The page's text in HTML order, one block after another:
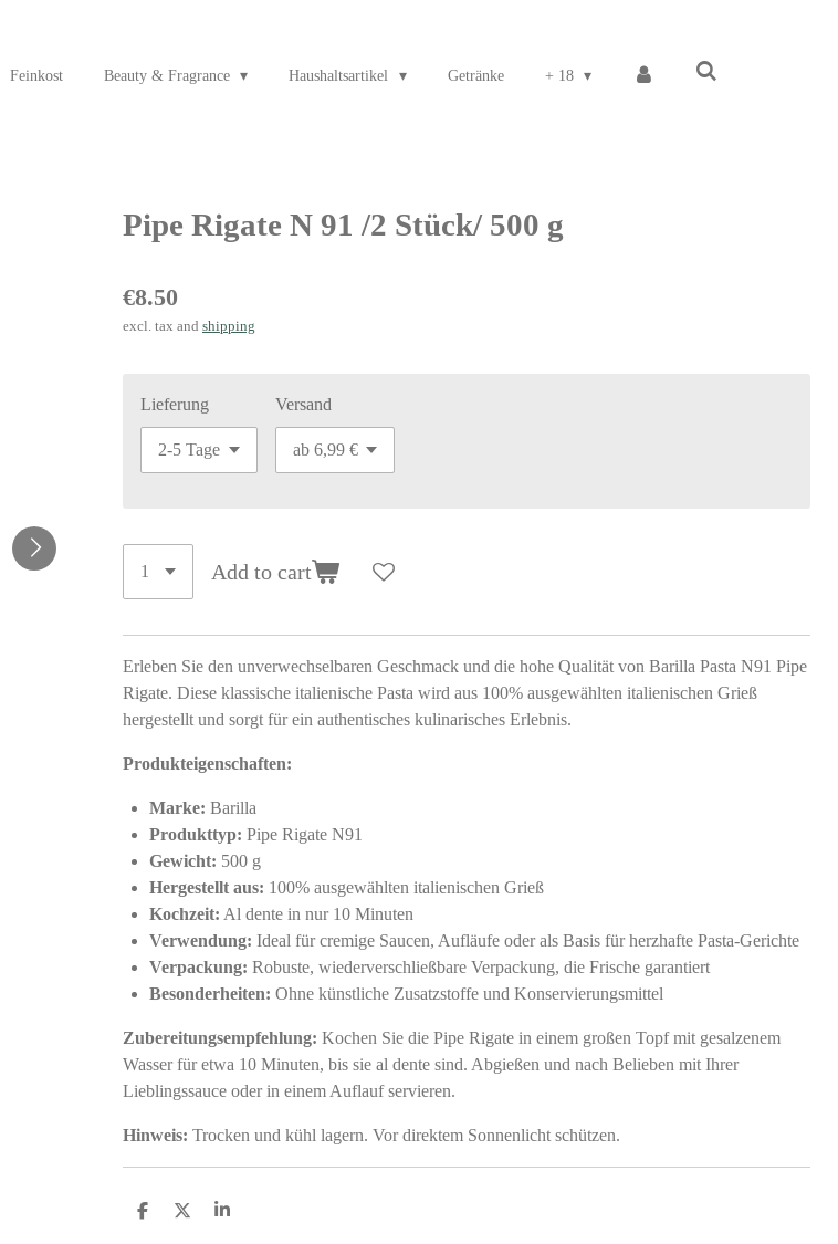
Feinkost Beauty & Fragrance Haushaltsartikel Getränke + 18
Pipe Rigate N 91 /2 Stück/ 500 g
€8.50
excl. tax and shipping
Lieferung Versand
Add to cart
Erleben Sie den unverwechselbaren Geschmack und die hohe Qualität von Barilla Pasta N91 Pipe
Rigate. Diese klassische italienische Pasta wird aus 100% ausgewählten italienischen Grieß
hergestellt und sorgt für ein authentisches kulinarisches Erlebnis.
Produkteigenschaften:
Marke: Barilla
Produkttyp: Pipe Rigate N91
Gewicht: 500 g
Hergestellt aus: 100% ausgewählten italienischen Grieß
Kochzeit: Al dente in nur 10 Minuten
Verwendung: Ideal für cremige Saucen, Aufläufe oder als Basis für herzhafte Pasta-Gerichte
Verpackung: Robuste, wiederverschließbare Verpackung, die Frische garantiert
Besonderheiten: Ohne künstliche Zusatzstoffe und Konservierungsmittel
Zubereitungsempfehlung: Kochen Sie die Pipe Rigate in einem großen Topf mit gesalzenem
Wasser für etwa 10 Minuten, bis sie al dente sind. Abgießen und nach Belieben mit Ihrer
Lieblingssauce oder in einem Auflauf servieren.
Hinweis: Trocken und kühl lagern. Vor direktem Sonnenlicht schützen.
S
S
S